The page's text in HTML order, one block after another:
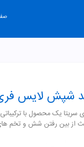
شپش لایس
سریتا یک محصول با
از بین رفتن شش و تخم